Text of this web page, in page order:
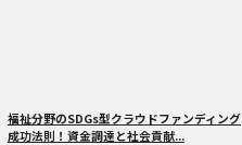
福祉分野のSDGs型クラウドファンディング
成功法則！資金調達と社会貢献...